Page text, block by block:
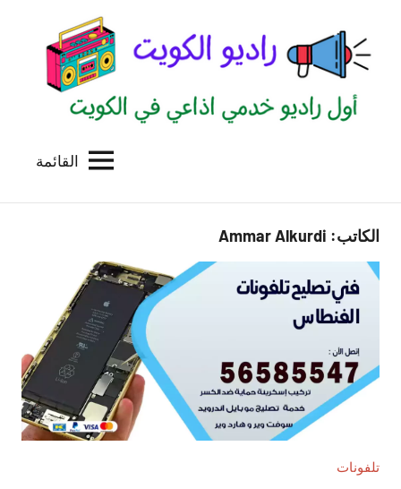
المحتوى
الكويت
للاعلانات
بالكويت
القائمة
الكاتب: Ammar Alkurdi
تلفونات